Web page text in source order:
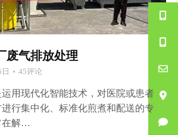
废气排放处理
45评论
用现代化智能技术，对医院或患者
行集中化、标准化煎煮和配送的专
在解…